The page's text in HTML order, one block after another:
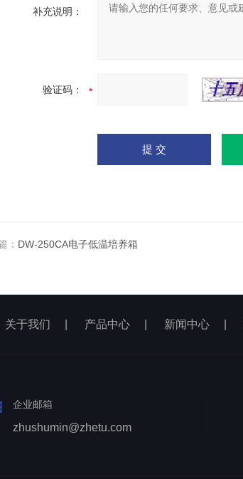
补充说明：
验证码：
： DW-250CA电子低温培养箱
关于我们 产品中心 新闻中心
企业邮箱
zhushumin@zhetu.com